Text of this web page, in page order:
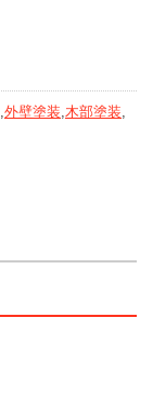
外壁塗装 木部塗装